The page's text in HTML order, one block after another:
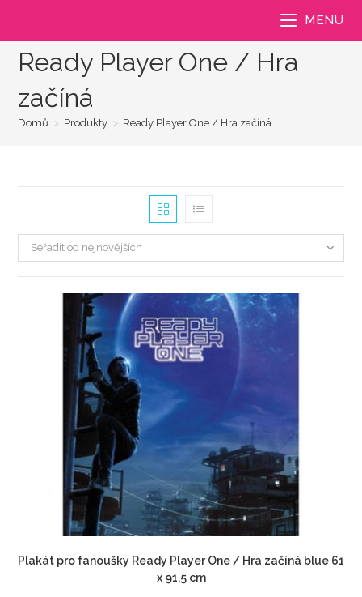
MENU
Ready Player One / Hra
začíná
Domů > Produkty > Ready Player One / Hra začíná
Seřadit od nejnovějších
Plakát pro fanoušky Ready Player One / Hra začíná blue 61
x 91,5 cm